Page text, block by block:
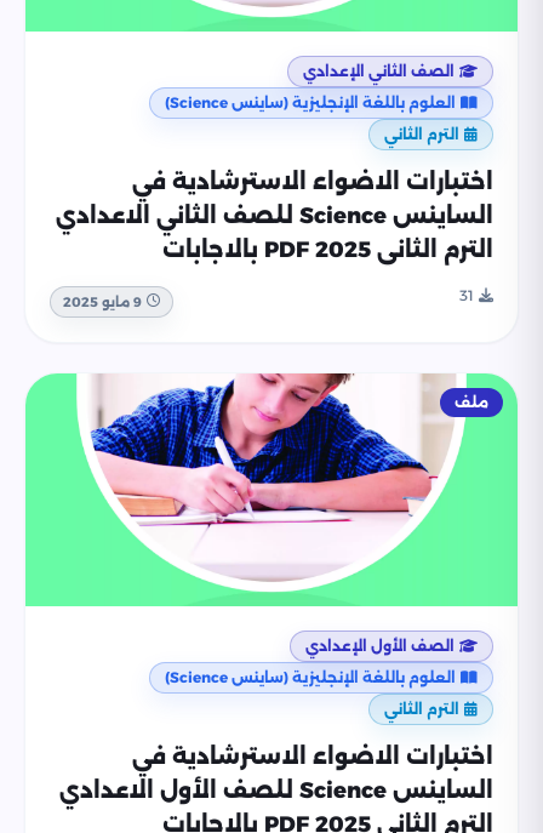
الصف الثاني الإعدادي
العلوم باللغة الإنجليزية (ساينس Science)
الترم الثاني
اختبارات الاضواء الاسترشادية في
الساينس Science للصف الثاني الاعدادي
الترم الثاني 2025 PDF بالاجابات
31 9 مايو 2025
ملف
الصف الأول الإعدادي
العلوم باللغة الإنجليزية (ساينس Science)
الترم الثاني
اختبارات الاضواء الاسترشادية في
الساينس Science للصف الأول الاعدادي
الترم الثاني 2025 PDF بالاجابات